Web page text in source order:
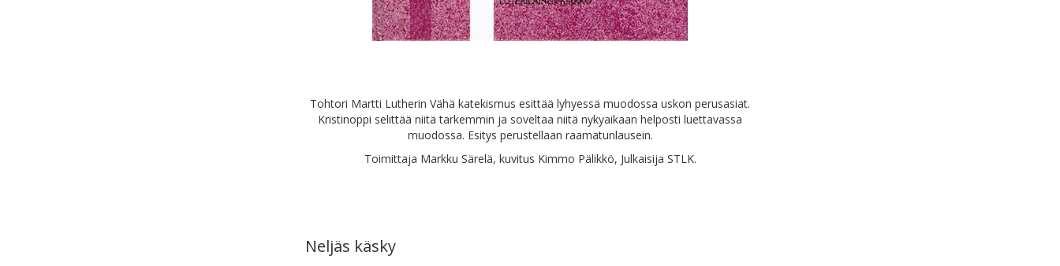
Tohtori Martti Lutherin Vähä katekismus esittää lyhyessä muodossa uskon perusasiat.
Kristinoppi selittää niitä tarkemmin ja soveltaa niitä nykyaikaan helposti luettavassa
muodossa. Esitys perustellaan raamatunlausein.
Toimittaja Markku Särelä, kuvitus Kimmo Pälikkö, Julkaisija STLK.
Neljäs käsky